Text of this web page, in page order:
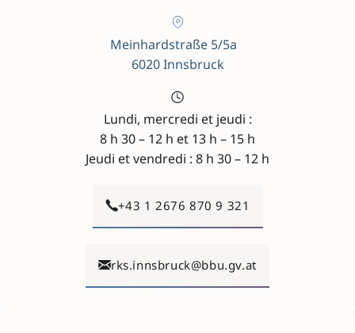
Meinhardstraße 5/5a
6020 Innsbruck
Lundi, mercredi et jeudi :
8 h 30 – 12 h et 13 h – 15 h
Jeudi et vendredi : 8 h 30 – 12 h
+43 1 2676 870 9 321
rks.innsbruck@bbu.gv.at